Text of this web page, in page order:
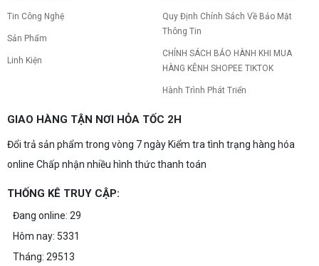
Tin Công Nghệ
Sản Phẩm
Linh Kiện
Quy Định Chính Sách Về Bảo Mật
Thông Tin
CHÍNH SÁCH BẢO HÀNH KHI MUA
HÀNG KÊNH SHOPEE TIKTOK
Hành Trình Phát Triển
GIAO HÀNG TẬN NƠI HỎA TỐC 2H
Đổi trả sản phẩm trong vòng 7 ngày Kiểm tra tình trạng hàng hóa
online Chấp nhận nhiều hình thức thanh toán
THỐNG KÊ TRUY CẬP:
Đang online: 29
Hôm nay: 5331
Tháng: 29513